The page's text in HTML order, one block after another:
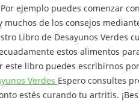
ejemplo puedes comenzar
muchos de los consejos
Libro de Desayunos Verdes
estos alimentos
este libro puedes escribirnos
Verdes Espero consultes
estés curando tu artritis.